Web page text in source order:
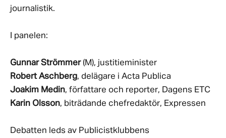
journalistik.
I panelen:
Gunnar Strömmer(M), justitieminister
Robert Aschberg, delägare i Acta Publica
Joakim Medin, författare och reporter, Dagens ETC
Karin Olsson, biträdande chefredaktör, Expressen
Debatten leds av Publicistklubbens